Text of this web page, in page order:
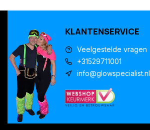
KLANTENSERVICE
Veelgestelde vragen
+31529711001
info@glowspecialist.nl